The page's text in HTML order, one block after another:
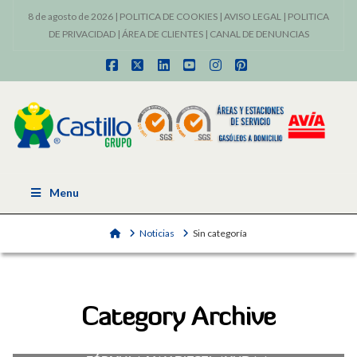
8 de agosto de 2026 | POLITICA DE COOKIES | AVISO LEGAL | POLITICA
DE PRIVACIDAD| ÁREA DE CLIENTES| CANAL DE DENUNCIAS
Facebook
X LinkedInYouTubeInstagram
Pinterest
Menu
HomeNoticias Sin categoría
Category Archive